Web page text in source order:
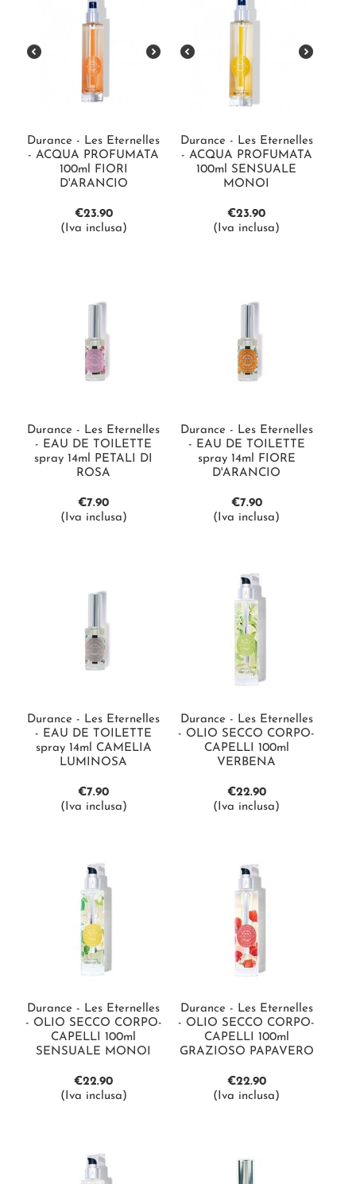
Durance - Les Eternelles
- ACQUA PROFUMATA
100ml FIORI
D'ARANCIO
€23.90
(Iva inclusa)
Durance - Les Eternelles
- ACQUA PROFUMATA
100ml SENSUALE
MONOI
€23.90
(Iva inclusa)
Durance - Les Eternelles
- EAU DE TOILETTE
spray 14ml PETALI DI
ROSA
€7.90
(Iva inclusa)
Durance - Les Eternelles
- EAU DE TOILETTE
spray 14ml FIORE
D'ARANCIO
€7.90
(Iva inclusa)
Durance - Les Eternelles
- EAU DE TOILETTE
spray 14ml CAMELIA
LUMINOSA
€7.90
(Iva inclusa)
Durance - Les Eternelles
- OLIO SECCO CORPO-
CAPELLI 100ml
VERBENA
€22.90
(Iva inclusa)
Durance - Les Eternelles
- OLIO SECCO CORPO-
CAPELLI 100ml
SENSUALE MONOI
€22.90
(Iva inclusa)
Durance - Les Eternelles
- OLIO SECCO CORPO-
CAPELLI 100ml
GRAZIOSO PAPAVERO
€22.90
(Iva inclusa)